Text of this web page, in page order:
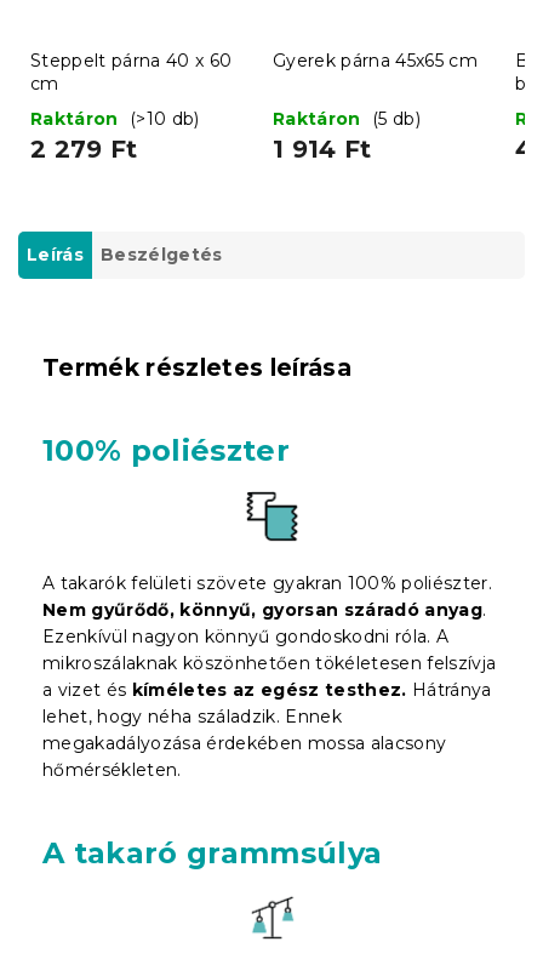
Steppelt párna 40 x 60
cm
Raktáron
(>10 db)
2 279 Ft
Gyerek párna 45x65 cm
Raktáron (5 db)
1 914 Ft 4
Leírás Beszélgetés
Termék részletes leírása
100% poliészter
A takarók felületi szövete gyakran 100% poliészter.
Nem gyűrődő, könnyű, gyorsan száradó anyag.
Ezenkívül nagyon könnyű gondoskodni róla. A
mikroszálaknak köszönhetően tökéletesen felszívja
a vizet és kíméletes az egész testhez. Hátránya
lehet, hogy néha száladzik. Ennek
megakadályozása érdekében mossa alacsony
hőmérsékleten.
A takaró grammsúlya